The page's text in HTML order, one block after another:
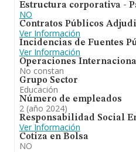
Estructura corporativa -
NO
Contratos Públicos
Ver Información
Incidencias de Fuentes
Ver Información
Operaciones
No constan
Grupo Sector
Educación
Número de empleados
2 (año 2024)
Responsabilidad Social
Ver Información
Cotiza en Bolsa
NO